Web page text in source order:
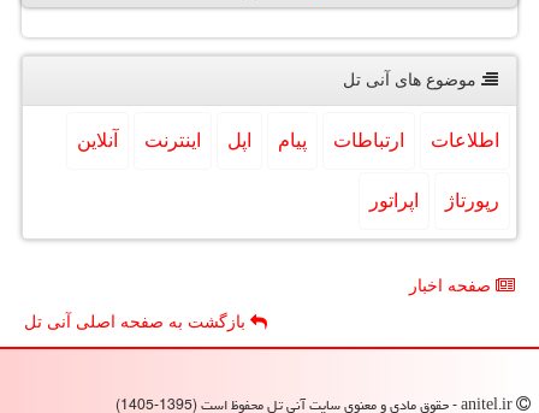
موضوع های آنی تل
اطلاعات ارتباطات پیام اپل اینترنت آنلاین
رپورتاژ اپراتور
صفحه اخبار
بازگشت به صفحه اصلی آنی تل